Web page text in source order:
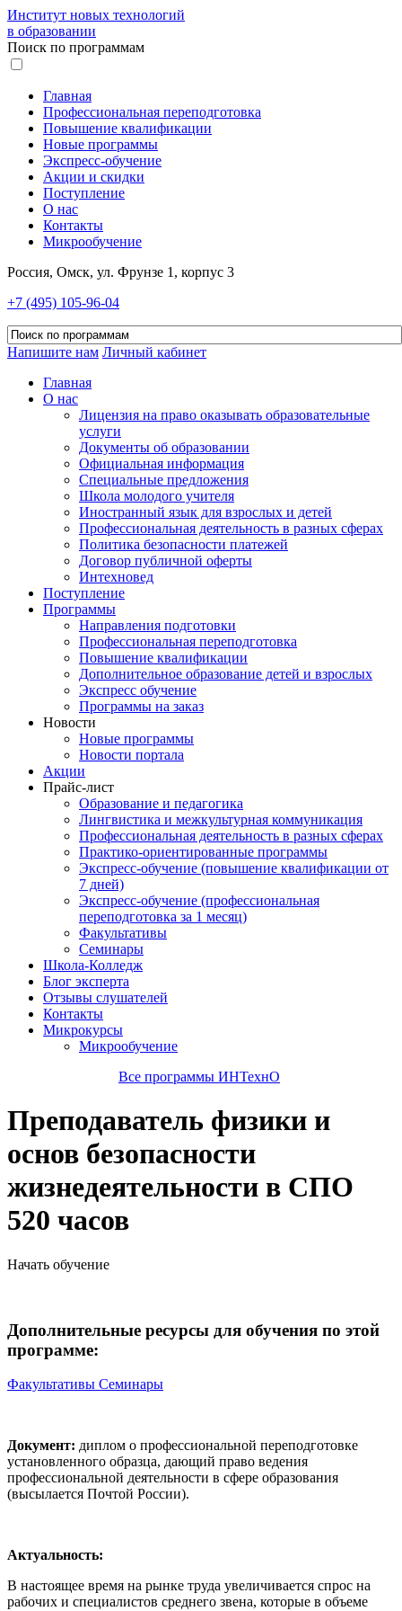
Институт новых технологий
в образовании
Поиск по программам
Главная
Профессиональная переподготовка
Повышение квалификации
Новые программы
Экспресс-обучение
Акции и скидки
Поступление
О нас
Контакты
Микрообучение
Россия, Омск, ул. Фрунзе 1, корпус 3
+7 (495) 105-96-04
Напишите нам Личный кабинет
Главная
О нас
Лицензия на право оказывать образовательные
услуги
Документы об образовании
Официальная информация
Специальные предложения
Школа молодого учителя
Иностранный язык для взрослых и детей
Профессиональная деятельность в разных сферах
Политика безопасности платежей
Договор публичной оферты
Интехновед
Поступление
Программы
Направления подготовки
Профессиональная переподготовка
Повышение квалификации
Дополнительное образование детей и взрослых
Экспресс обучение
Программы на заказ
Новости
Новые программы
Новости портала
Акции
Прайс-лист
Образование и педагогика
Лингвистика и межкультурная коммуникация
Профессиональная деятельность в разных сферах
Практико-ориентированные программы
Экспресс-обучение (повышение квалификации от
7 дней)
Экспресс-обучение (профессиональная
переподготовка за 1 месяц)
Факультативы
Семинары
Школа-Колледж
Блог эксперта
Отзывы слушателей
Контакты
Микрокурсы
Микрообучение
Все программы ИНТехнО
Преподаватель физики и
основ безопасности
жизнедеятельности в СПО
520 часов
Начать обучение
Дополнительные ресурсы для обучения по этой
программе:
Факультативы Семинары
Документ: диплом о профессиональной переподготовке
установленного образца, дающий право ведения
профессиональной деятельности в сфере образования
(высылается Почтой России).
Актуальность:
В настоящее время на рынке труда увеличивается спрос на
рабочих и специалистов среднего звена, которые в объеме